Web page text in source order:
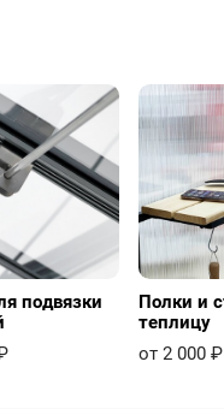
подвязки
Полки и
теплицу
от 2 000 ₽